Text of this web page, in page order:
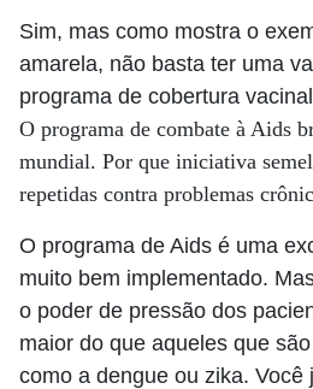
Sim, mas como mostra o
amarela, não basta ter uma
programa de cobertura
O programa de combate à Aids
mundial. Por que iniciativa
repetidas contra problemas
O programa de Aids é uma
muito bem implementado.
o poder de pressão dos
maior do que aqueles que
como a dengue ou zika. Você